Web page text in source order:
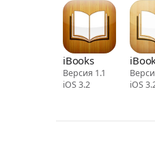
iBooks
Версия 1.1
iOS 3.2
iOS